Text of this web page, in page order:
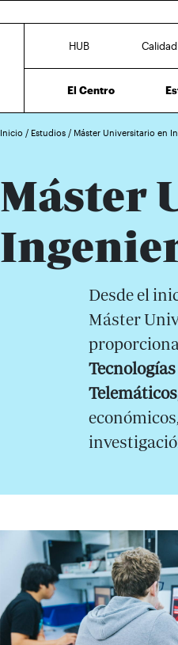
HUB Calidad
El Centro
Inicio / Estudios / Máster Universitario en
Máster
Desde el
Máster
Telemáticos